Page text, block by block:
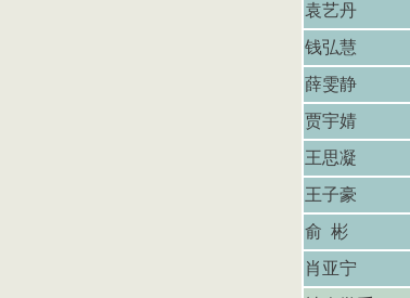
袁艺丹
钱弘慧
薛雯静
贾宇婧
王思凝
王子豪
俞 彬
肖亚宁